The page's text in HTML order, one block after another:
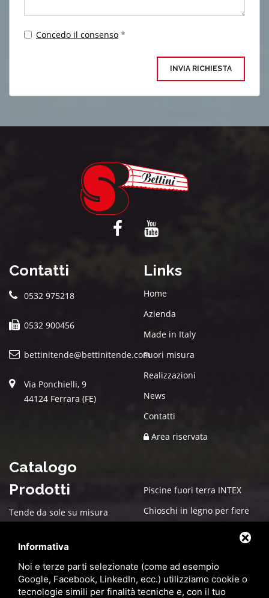
Concedo il consenso *
INVIA RICHIESTA
Contatti
0532 975218
0532 900456
bettinitende@bettinitende.com
Via Ponchielli, 9
44124 Ferrara (FE)
Links
Home
Azienda
Made in Italy
Fuori misura
Realizzazioni
News
Contatti
Area riservata
Catalogo
Prodotti
Tende da sole su misura
Box auto PVC
Pergole bioclimatiche
Zanzariere
Piscine fuori terra INTEX
Chioschi in legno per fiere
Arredo esterno per giardino
Gazebo
Ombrelloni da giardino
Informativa
Noi e terze parti selezionate (come ad esempio
Google, Facebook, LinkedIn, ecc.) utilizziamo cookie o
tecnologie simili per finalità tecniche e, con il tuo